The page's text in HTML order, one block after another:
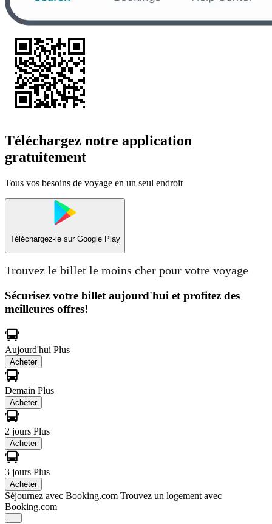
Téléchargez notre application
gratuitement
Tous vos besoins de voyage en un seul endroit
Téléchargez-le sur Google Play
Trouvez le billet le moins cher pour votre voyage
Sécurisez votre billet aujourd'hui et profitez des
meilleures offres!
Aujourd'hui Plus
Acheter
Demain Plus
Acheter
2 jours Plus
Acheter
3 jours Plus
Acheter
Séjournez avec Booking.com Trouvez un logement avec
Booking.com